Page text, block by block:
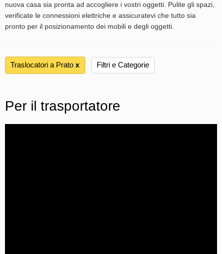
nuova casa sia pronta ad accogliere i vostri oggetti. Pulite gli spazi,
verificate le connessioni elettriche e assicuratevi che tutto sia
pronto per il posizionamento dei mobili e degli oggetti.
Traslocatori a Prato х Filtri e Categorie
Per il trasportatore